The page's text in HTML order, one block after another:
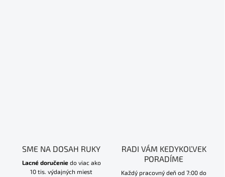
SME NA DOSAH RUKY
Lacné doručeniedo viac ako
10 tis. výdajných miest
RADI VÁM KEDYKOĽVEK
PORADÍME
Každý pracovný deň od 7:00 do